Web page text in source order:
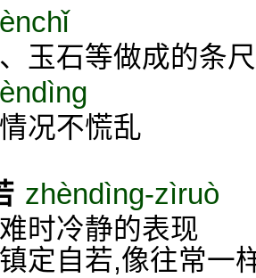
玉石等做成的条
况不慌乱
zhèndìng-zìruò
时冷静的表现
定自若,像往常一